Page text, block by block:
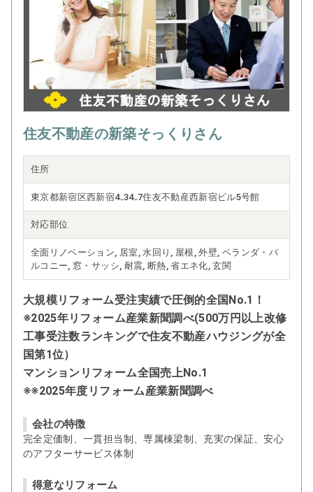
住友不動産の新築そっくりさん
住所
東京都新宿区西新宿4₋34₋7住友不動産西新宿ビル5号館
対応部位
全面リノベーション, 居室, 水回り, 屋根, 外壁, ベランダ・バ
ルコニー, 窓・サッシ, 耐震, 断熱, 省エネ化, 玄関
大規模リフォーム受注実績で圧倒的全国No.1！
※2025年リフォーム産業新聞調べ(500万円以上改修
工事受注数ランキングで住友不動産ハウジングが全
国第1位）
マンションリフォーム全国売上No.1
※※2025年度リフォーム産業新聞調べ
会社の特徴
完全定価制、一貫担当制、専属棟梁制、充実の保証、安心
のアフターサービス体制
得意なリフォーム